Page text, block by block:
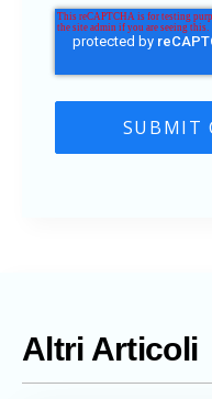
Altri Articoli